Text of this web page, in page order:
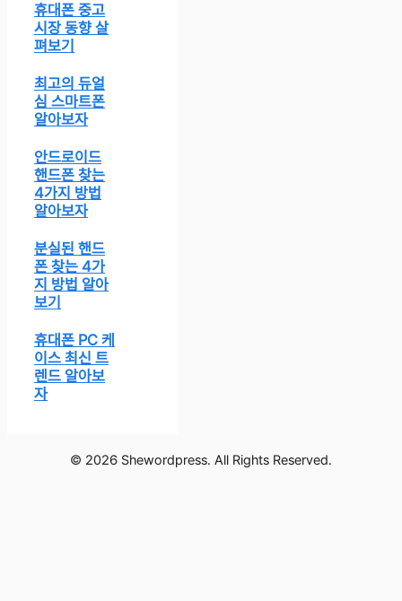
휴대폰 중고
시장 동향 살
펴보기
최고의 듀얼
심 스마트폰
알아보자
안드로이드
핸드폰 찾는
4가지 방법
알아보자
분실된 핸드
폰 찾는 4가
지 방법 알아
보기
휴대폰 PC 케
이스 최신 트
렌드 알아보
자
© 2026 Shewordpress. All Rights Reserved.